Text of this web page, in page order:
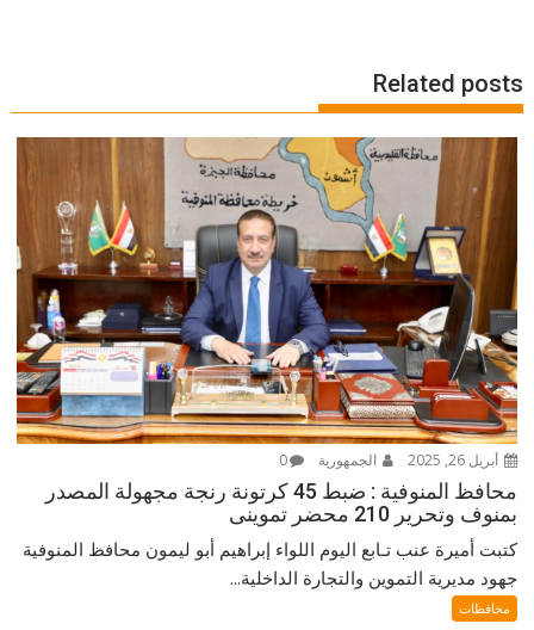
Related posts
أبريل 26, 2025 الجمهورية 0
محافظ المنوفية : ضبط 45 كرتونة رنجة مجهولة المصدر
بمنوف وتحرير 210 محضر تموينى
كتبت أميرة عنب تـابع اليوم اللواء إبراهيم أبو ليمون محافظ المنوفية
جهود مديرية التموين والتجارة الداخلية...
محافظات